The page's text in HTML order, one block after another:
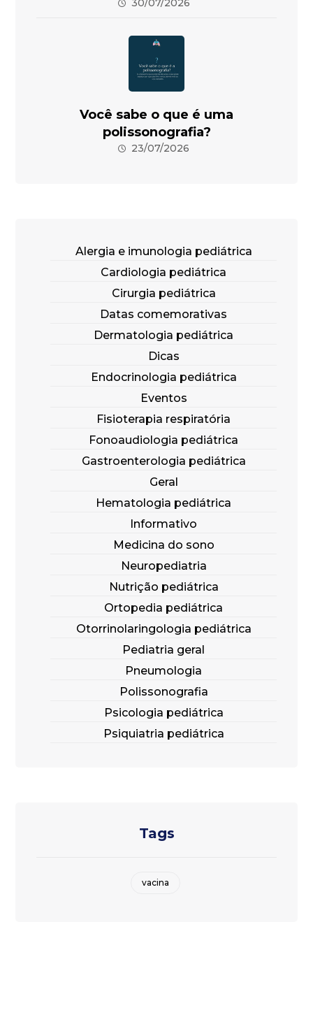
Você sabe o que é uma
polissonografia?
23/07/2026
Alergia e imunologia pediátrica
Cardiologia pediátrica
Cirurgia pediátrica
Datas comemorativas
Dermatologia pediátrica
Dicas
Endocrinologia pediátrica
Eventos
Fisioterapia respiratória
Fonoaudiologia pediátrica
Gastroenterologia pediátrica
Geral
Hematologia pediátrica
Informativo
Medicina do sono
Neuropediatria
Nutrição pediátrica
Ortopedia pediátrica
Otorrinolaringologia pediátrica
Pediatria geral
Pneumologia
Polissonografia
Psicologia pediátrica
Psiquiatria pediátrica
Tags
vacina